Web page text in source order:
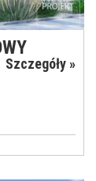
Szczegóły »